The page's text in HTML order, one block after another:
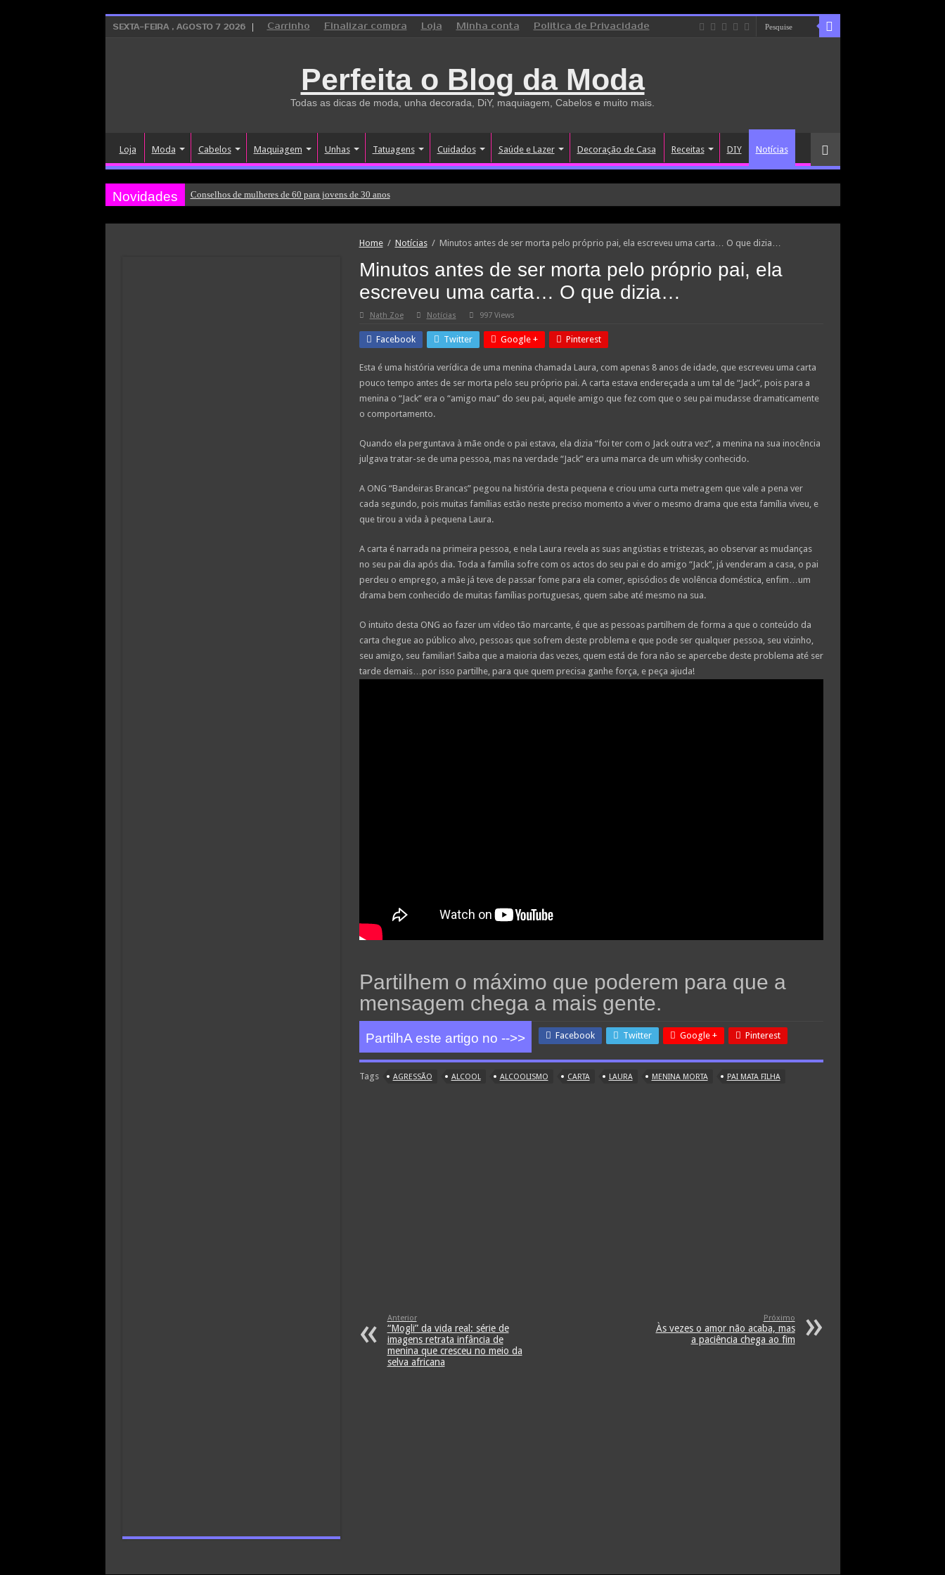
SEXTA-FEIRA , AGOSTO 7 2026 Carrinho Finalizar compra Loja Minha conta Politica de Privacidade
Perfeita o Blog da Moda
Todas as dicas de moda, unha decorada, DiY, maquiagem, Cabelos e muito mais.
Loja Moda Cabelos Maquiagem Unhas Tatuagens Cuidados Saúde e Lazer Decoração de Casa Receitas DIY Notícias
Novidades Conselhos de mulheres de 60 para jovens de 30 anos
Home / Notícias / Minutos antes de ser morta pelo próprio pai, ela escreveu uma carta… O que dizia…
Minutos antes de ser morta pelo próprio pai, ela
escreveu uma carta… O que dizia…
Nath Zoe Notícias 997 Views
Facebook Twitter Google + Pinterest
Esta é uma história verídica de uma menina chamada Laura, com apenas 8 anos de idade, que escreveu uma carta
pouco tempo antes de ser morta pelo seu próprio pai. A carta estava endereçada a um tal de “Jack”, pois para a
menina o “Jack” era o “amigo mau” do seu pai, aquele amigo que fez com que o seu pai mudasse dramaticamente
o comportamento.
Quando ela perguntava à mãe onde o pai estava, ela dizia “foi ter com o Jack outra vez”, a menina na sua inocência
julgava tratar-se de uma pessoa, mas na verdade “Jack” era uma marca de um whisky conhecido.
A ONG “Bandeiras Brancas” pegou na história desta pequena e criou uma curta metragem que vale a pena ver
cada segundo, pois muitas famílias estão neste preciso momento a viver o mesmo drama que esta família viveu, e
que tirou a vida à pequena Laura.
A carta é narrada na primeira pessoa, e nela Laura revela as suas angústias e tristezas, ao observar as mudanças
no seu pai dia após dia. Toda a família sofre com os actos do seu pai e do amigo “Jack”, já venderam a casa, o pai
perdeu o emprego, a mãe já teve de passar fome para ela comer, episódios de vιolêncιa doméstica, enfim…um
drama bem conhecido de muitas famílias portuguesas, quem sabe até mesmo na sua.
O intuito desta ONG ao fazer um vídeo tão marcante, é que as pessoas partilhem de forma a que o conteúdo da
carta chegue ao público alvo, pessoas que sofrem deste problema e que pode ser qualquer pessoa, seu vizinho,
seu amigo, seu familiar! Saiba que a maioria das vezes, quem está de fora não se apercebe deste problema até ser
tarde demais…por isso partilhe, para que quem precisa ganhe força, e peça ajuda!
Partilhem o máximo que poderem para que a
mensagem chega a mais gente.
PartilhA este artigo no -->> Facebook Twitter Google + Pinterest
Tags AGRESSÃO ALCOOL ALCOOLISMO CARTA LAURA MENINA MORTA PAI MATA FILHA
Anterior
“Mogli” da vida real: série de
imagens retrata infância de
menina que cresceu no meio da
selva africana
Próximo
Às vezes o amor não acaba, mas
a paciência chega ao fim